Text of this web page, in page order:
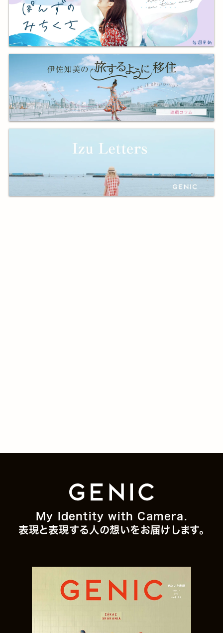
My Identity with Camera.
表現と表現する人の想いをお届けします。